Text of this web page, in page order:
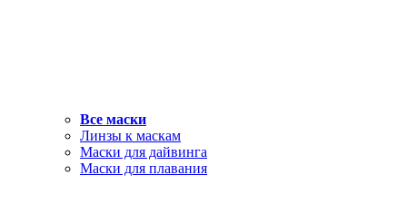
Все маски
Линзы к маскам
Маски для дайвинга
Маски для плавания